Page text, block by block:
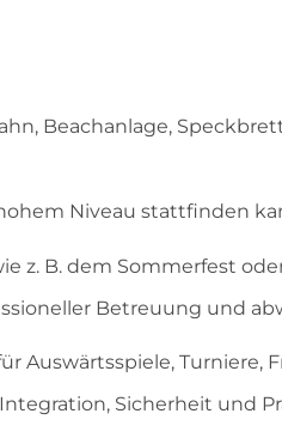
Beachanlage,
Niveau stattfinden
B. dem Sommerfest
Betreuung und
Auswärtsspiele,
Sicherheit und